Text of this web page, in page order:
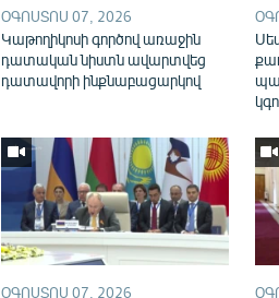
ՕԳՈՍՏՈՍ 07, 2026
Կաթողիկոսի գործով առաջին
դատական նիստն ավարտվեց
դատավորի ինքնաբացարկով
ՕԳՈՍՏՈՍ 07, 2026